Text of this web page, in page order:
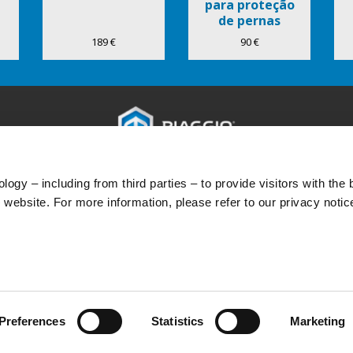
– including from third parties – to provide visitors with the
For more information, please refer to our privacy
Preferences Statistics Marketing
189 €
para proteção
de pernas
COMFORT+
90 €
ACESSÓRIOS
Acessórios
MUNDO PIAGGIO
Notícias
História
SERVIÇOS
Serviços após-
Garantia de 4